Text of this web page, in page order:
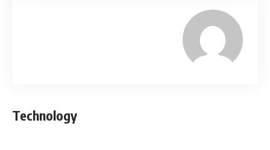
Technology